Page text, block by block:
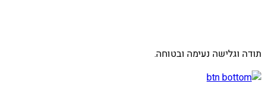
תודה וגלישה נעימה ובטוחה.